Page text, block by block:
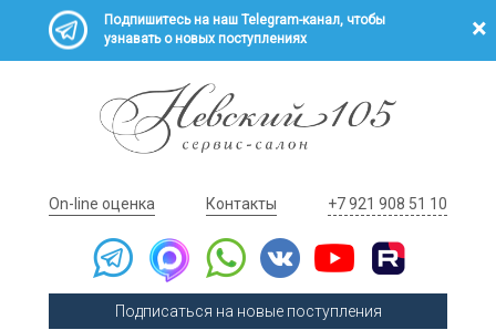
Подпишитесь на наш Telegram-канал, чтобы
узнавать о новых поступлениях
On-line оценка Контакты +7 921 908 51 10
Подписаться на новые поступления